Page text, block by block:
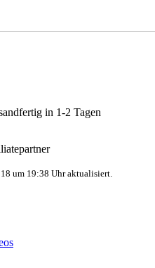
in 1-2 Tagen
um 19:38 Uhr aktualisiert.